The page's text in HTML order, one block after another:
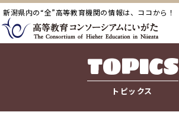
新潟県内の“全”高等教育機関の情報は、ココから！
TOPICS
トピックス